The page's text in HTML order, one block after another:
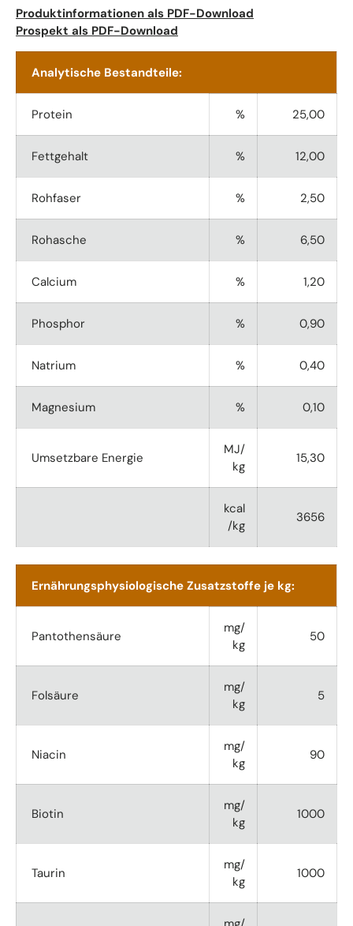
Produktinformationen als PDF-Download
Prospekt als PDF-Download
Analytische Bestandteile:
Protein % 25,00
Fettgehalt % 12,00
Rohfaser % 2,50
Rohasche % 6,50
Calcium % 1,20
Phosphor % 0,90
Natrium % 0,40
Magnesium % 0,10
Umsetzbare Energie
MJ/
kg
15,30
kcal
/kg
3656
Ernährungsphysiologische Zusatzstoffe je kg:
Pantothensäure
mg/
kg
50
Folsäure
mg/
kg
5
Niacin
mg/
kg
90
Biotin
mg/
kg
1000
Taurin
mg/
kg
1000